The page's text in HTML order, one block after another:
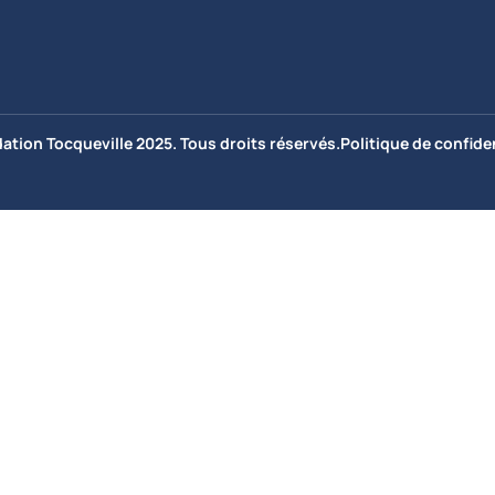
Tocqueville 2025. Tous droits réservés.Politique de